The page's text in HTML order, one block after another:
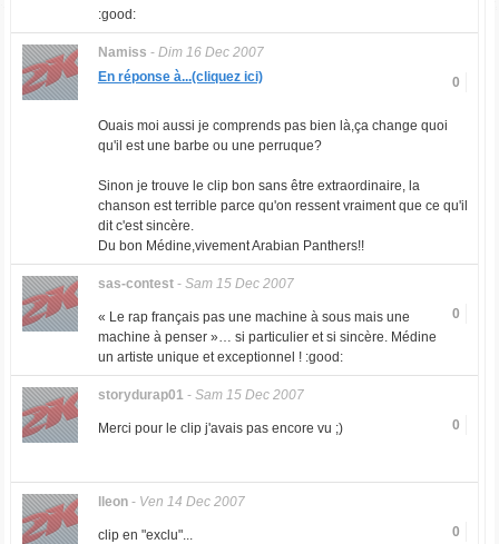
:good:
Namiss - Dim 16 Dec 2007
0
En réponse à...(cliquez ici)
Ouais moi aussi je comprends pas bien là,ça change quoi
qu'il est une barbe ou une perruque?
Sinon je trouve le clip bon sans être extraordinaire, la
chanson est terrible parce qu'on ressent vraiment que ce qu'il
dit c'est sincère.
Du bon Médine,vivement Arabian Panthers!!
sas-contest- Sam 15 Dec 2007
0
« Le rap français pas une machine à sous mais une
machine à penser »… si particulier et si sincère. Médine
un artiste unique et exceptionnel ! :good:
storydurap01- Sam 15 Dec 2007
0
Merci pour le clip j'avais pas encore vu ;)
lleon- Ven 14 Dec 2007
0
clip en "exclu"...